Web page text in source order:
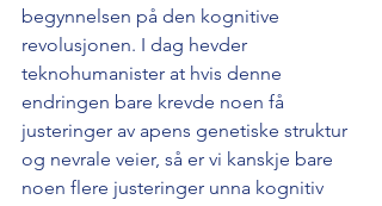
begynnelsen på den kognitive
revolusjonen. I dag hevder
teknohumanister at hvis denne
endringen bare krevde noen få
justeringer av apens genetiske struktur
og nevrale veier, så er vi kanskje bare
noen flere justeringer unna kognitiv